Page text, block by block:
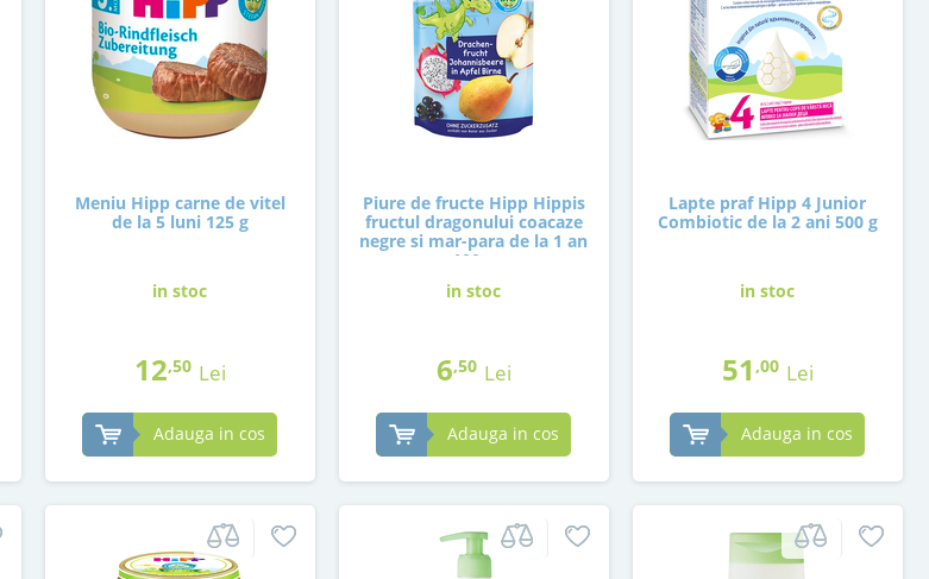
Meniu Hipp carne de vitel
de la 5 luni 125 g
in stoc
12,50 Lei
Adauga in cos
Piure de fructe Hipp Hippis
fructul dragonului coacaze
negre si mar-para de la 1 an
100 g
in stoc
6,50 Lei
Adauga in cos
Lapte praf Hipp 4 Junior
Combiotic de la 2 ani 500 g
in stoc
51 ,00 Lei
Adauga in cos